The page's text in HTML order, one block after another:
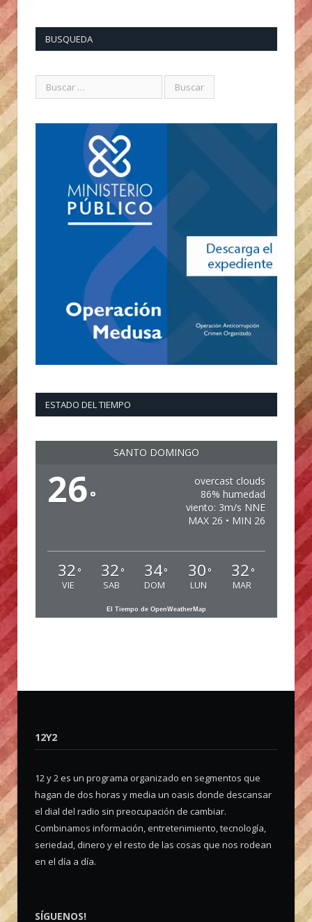
BUSQUEDA
ESTADO DEL TIEMPO
SANTO DOMINGO
26°
overcast clouds
86% humedad
viento: 3m/s NNE
MAX 26 • MIN 26
32 °
VIE
32 °
SAB
34°
DOM
30 °
LUN
32 °
MAR
El Tiempo de OpenWeatherMap
12Y2
12 y 2 es un programa organizado en segmentos que
hagan de dos horas y media un oasis donde descansar
el dial del radio sin preocupación de cambiar.
Combinamos información, entretenimiento, tecnología,
seriedad, dinero y el resto de las cosas que nos rodean
en el día a día.
SÍGUENOS!